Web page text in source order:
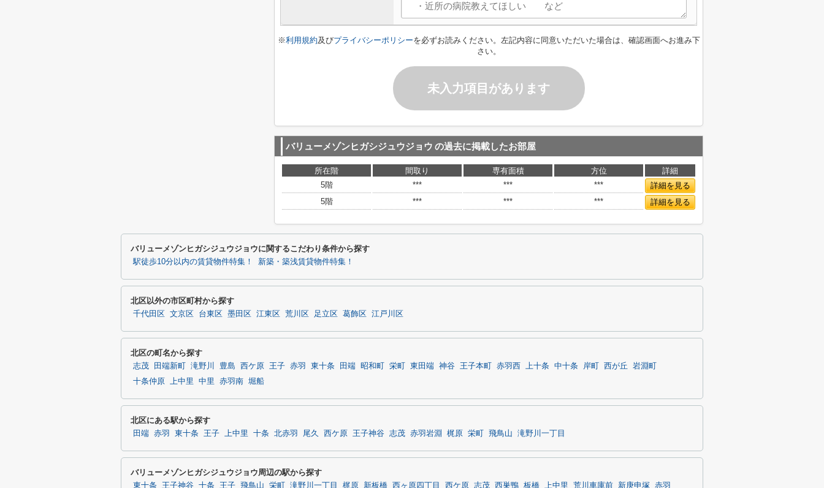
※利用規約及びプライバシーポリシーを必ずお読みください。左記内容に同意いただいた場合は、確認画面へお進み下
さい。
未入力項目があります
バリューメゾンヒガシジュウジョウ の過去に掲載したお部屋
所在階 間取り 専有面積 方位
詳細
5階
*** *** ***
詳細を見る
5階
*** *** *** 詳細を見る
バリューメゾンヒガシジュウジョウに関するこだわり条件から探す
駅徒歩10分以内の賃貸物件特集！ 新築・築浅賃貸物件特集！
北区以外の市区町村から探す
千代田区 文京区 台東区 墨田区 江東区 荒川区 足立区 葛飾区 江戸川区
北区の町名から探す
志茂 田端新町 滝野川 豊島 西ケ原 王子 赤羽 東十条 田端 昭和町 栄町 東田端 神谷 王子本町 赤羽西 上十条 中十条 岸町 西が丘
岩淵町
十条仲原
上中里 中里 赤羽南 堀船
北区にある駅から探す
田端 赤羽 東十条 王子 上中里 十条 北赤羽 尾久 西ケ原 王子神谷 志茂 赤羽岩淵 梶原 栄町 飛鳥山 滝野川一丁目
バリューメゾンヒガシジュウジョウ周辺の駅から探す
東十条 王子神谷 十条 王子 飛鳥山 栄町 滝野川一丁目 梶原 新板橋 西ヶ原四丁目 西ケ原 志茂 西巣鴨 板橋 上中里 荒川車庫前 新庚申塚 赤羽